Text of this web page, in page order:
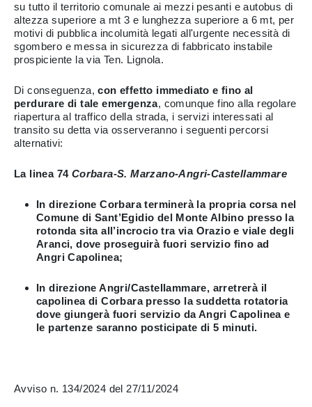
su tutto il territorio comunale ai mezzi pesanti e autobus di
altezza superiore a mt 3 e lunghezza superiore a 6 mt, per
motivi di pubblica incolumità legati all'urgente necessità di
sgombero e messa in sicurezza di fabbricato instabile
prospiciente la via Ten. Lignola.
Di conseguenza,con effetto immediato e fino al
perdurare di tale emergenza, comunque fino alla regolare
riapertura al traffico della strada, i servizi interessati al
transito su detta via osserveranno i seguenti percorsi
alternativi:
La linea 74 Corbara-S. Marzano-Angri-Castellammare
In direzione Corbara terminerà la propria corsa nel
Comune di Sant’Egidio del Monte Albino presso la
rotonda sita all’incrocio tra via Orazio e viale degli
Aranci, dove proseguirà fuori servizio fino ad
Angri Capolinea;
In direzione Angri/Castellammare, arretrerà il
capolinea di Corbara presso la suddetta rotatoria
dove giungerà fuori servizio da Angri Capolinea e
le partenze saranno posticipate di 5 minuti.
Avviso n. 134/2024 del 27/11/2024